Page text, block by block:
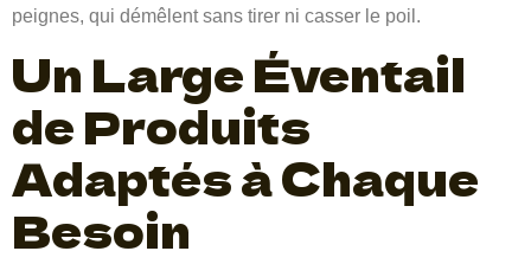
peignes, qui démêlent sans tirer ni casser le poil.
Un Large Éventail
de Produits
Adaptés à Chaque
Besoin